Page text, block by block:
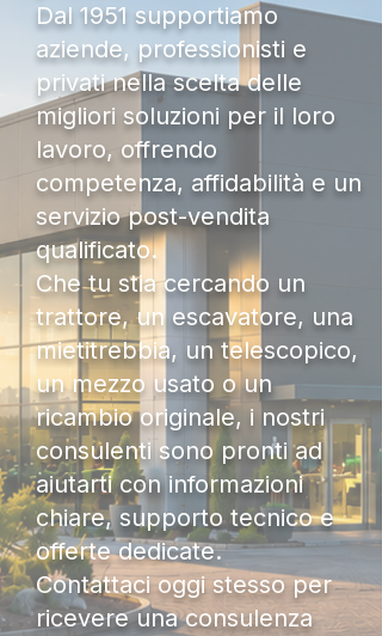
Dal 1951 supportiamo
aziende, professionisti e
privati nella scelta delle
migliori soluzioni per il loro
lavoro, offrendo
competenza, affidabilità e un
servizio post-vendita
qualificato.
Che tu stia cercando un
trattore, un escavatore, una
mietitrebbia, un telescopico,
un mezzo usato o un
ricambio originale, i nostri
consulenti sono pronti ad
aiutarti con informazioni
chiare, supporto tecnico e
offerte dedicate.
Contattaci oggi stesso per
ricevere una consulenza